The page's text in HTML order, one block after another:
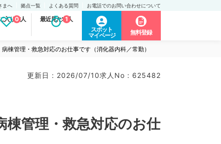
まへ 拠点一覧 よくある質問 お電話でのお問い合わせについて
入り求人
0 最近見た求人
1
スポット
マイページ
無料登録
管理・救急対応のお仕事です（消化器内科／常勤）
更新日 : 2026/07/10求人No : 625482
管理・救急対応のお仕